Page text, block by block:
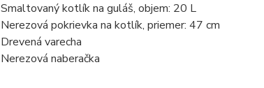
Smaltovaný kotlík na guláš, objem: 20 L
Nerezová pokrievka na kotlík, priemer: 47 cm
Drevená varecha
Nerezová naberačka